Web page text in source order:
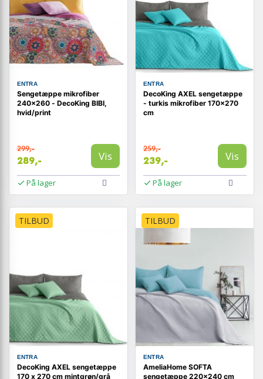
ENTRA
Sengetæppe mikrofiber
240×260 - DecoKing BIBI,
hvid/print
299,-
289,- Vis
På lager
ENTRA
DecoKing AXEL sengetæppe
- turkis mikrofiber 170×270
cm
259,-
239,- Vis
På lager
TILBUD
ENTRA
DecoKing AXEL sengetæppe
170 x 270 cm mintgrøn/grå
TILBUD
ENTRA
AmeliaHome SOFTA
sengetæppe 220x240 cm